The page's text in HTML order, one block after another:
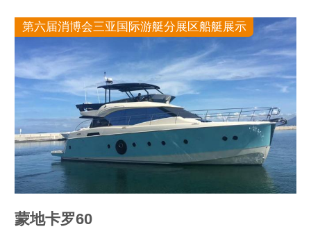
第六届消博会三亚国际游艇分展区船艇展示
蒙地卡罗60